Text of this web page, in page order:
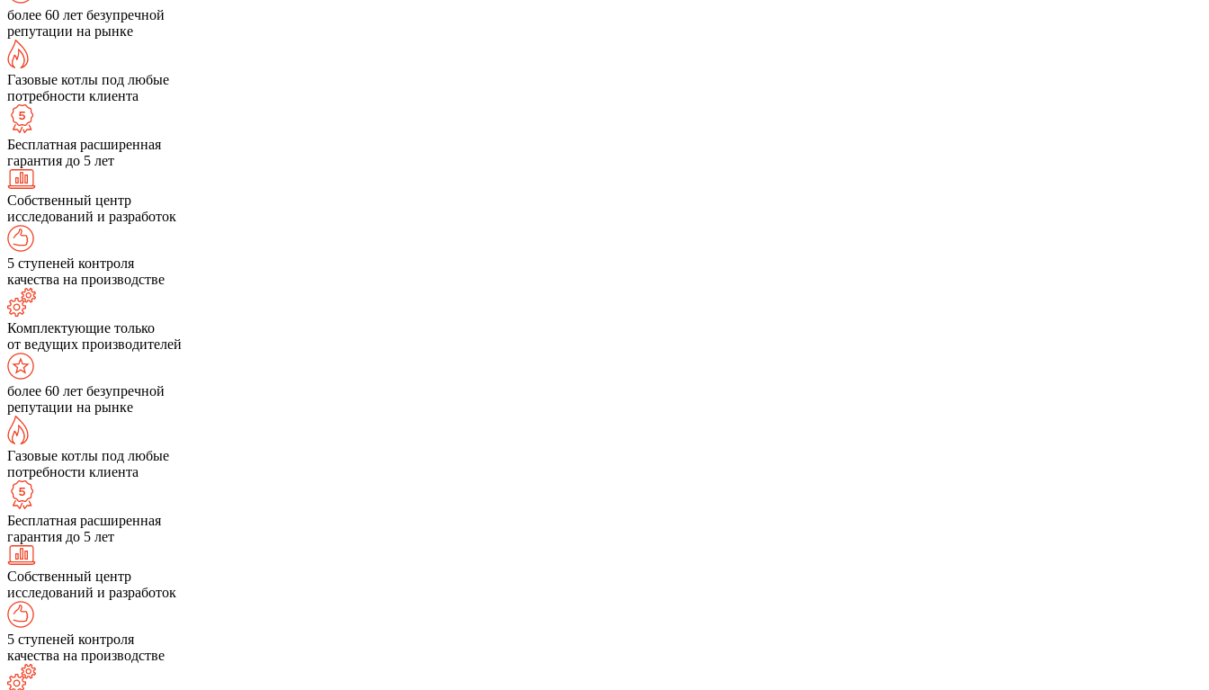
более 60 лет безупречной
репутации на рынке
Газовые котлы под любые
потребности клиента
Бесплатная расширенная
гарантия до 5 лет
Собственный центр
исследований и разработок
5 ступеней контроля
качества на производстве
Комплектующие только
от ведущих производителей
более 60 лет безупречной
репутации на рынке
Газовые котлы под любые
потребности клиента
Бесплатная расширенная
гарантия до 5 лет
Собственный центр
исследований и разработок
5 ступеней контроля
качества на производстве